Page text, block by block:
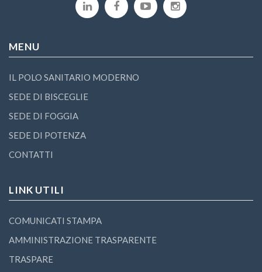
MENU
IL POLO SANITARIO MODERNO
SEDE DI BISCEGLIE
SEDE DI FOGGIA
SEDE DI POTENZA
CONTATTI
LINK UTILI
COMUNICATI STAMPA
AMMINISTRAZIONE TRASPARENTE
TRASPARE